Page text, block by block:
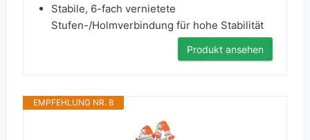
Stabile, 6-fach vernietete
Stufen-/Holmverbindung für hohe Stabilität
Produkt ansehen
EMPFEHLUNG NR. 8